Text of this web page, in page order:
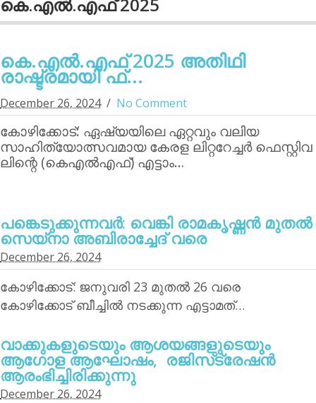
കെ.എല്‍.എഫ് 2025 അതിഥി
രാഷ്ട്രമായി ഫ്...
December 26, 2024 No Comment
കോഴിക്കോട്: ഏഷ്യയിലെ ഏറ്റവും വലിയ
സാഹിത്യോത്സവമായ കേരള ലിറ്ററേച്ചര്‍ ഫെസ്റ്റിവ
ലിന്റെ (കെഎല്‍എഫ്) എട്ടാം…
പങ്കെടുക്കുന്നവര്‍: വെങ്കി രാമകൃഷ്ണന്‍ മുതല്‍
സെയ്‌നാ അബിരാച്ചേദ് വരെ
December 26, 2024
കോഴിക്കോട്: ജനുവരി 23 മുതല്‍ 26 വരെ
കോഴിക്കോട് ബീച്ചില്‍ നടക്കുന്ന എട്ടാമത്…
വാക്കുകളുടെയും ആശയങ്ങളുടെയും
ആഗോള ആഘോഷം, രജിസ്‌ട്രേഷന്‍
ആരംഭിച്ചിരിക്കുന്നു
December 26, 2024